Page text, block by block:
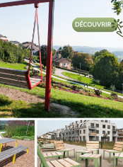
extensibles de sécurité
À MA LISTE